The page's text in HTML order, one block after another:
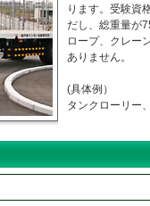
ります。受験資
だし、総重量が
ロープ、クレー
ありません。
(具体例）
タンクローリー